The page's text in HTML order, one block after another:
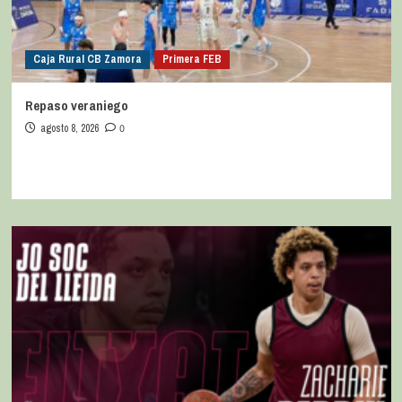
Caja Rural CB Zamora Primera FEB
Repaso veraniego
agosto 8, 2026 0